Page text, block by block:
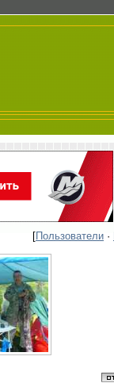
[Пользователи ·